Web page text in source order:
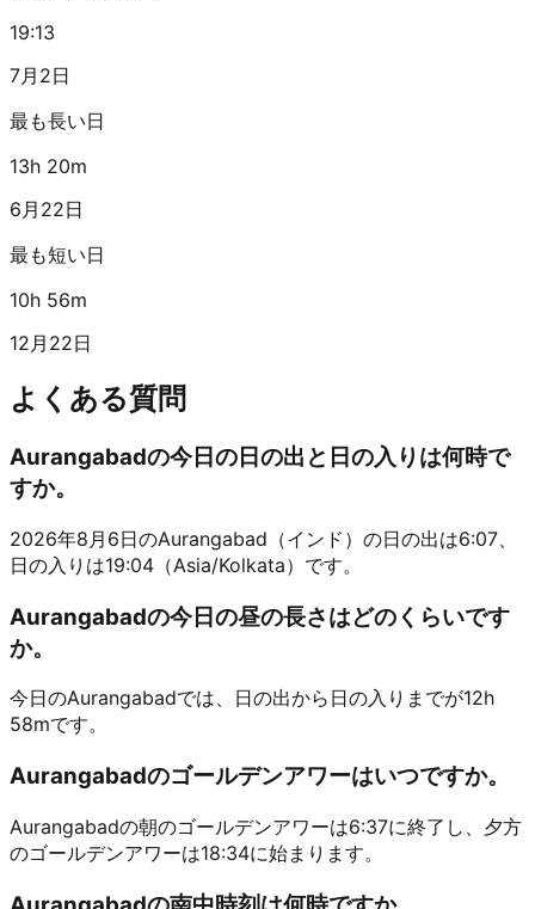
19:13
7月2日
最も長い日
13h 20m
6月22日
最も短い日
10h 56m
12月22日
よくある質問
Aurangabadの今日の日の出と日の入りは何時で
すか。
2026年8月6日のAurangabad（インド）の日の出は6:07、
日の入りは19:04（Asia/Kolkata）です。
Aurangabadの今日の昼の長さはどのくらいです
か。
今日のAurangabadでは、日の出から日の入りまでが12h
58mです。
Aurangabadのゴールデンアワーはいつですか。
Aurangabadの朝のゴールデンアワーは6:37に終了し、夕方
のゴールデンアワーは18:34に始まります。